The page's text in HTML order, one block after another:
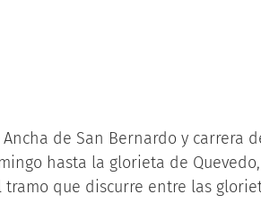
de San Bernardo y carrera
hasta la glorieta de
que discurre entre las